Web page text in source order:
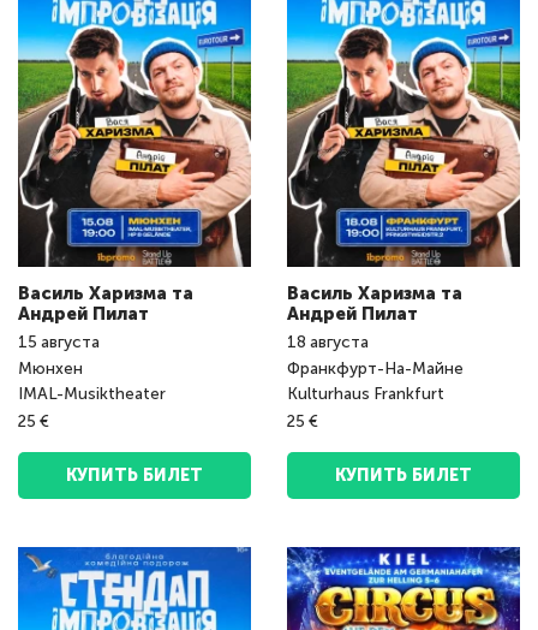
Василь Харизма та
Андрeй Пилат
15 августа
Мюнхен
IMAL-Musiktheater
25 €
КУПИТЬ БИЛЕТ
Василь Харизма та
Андрeй Пилат
18 августа
Франкфурт-На-Майне
Kulturhaus Frankfurt
25 €
КУПИТЬ БИЛЕТ